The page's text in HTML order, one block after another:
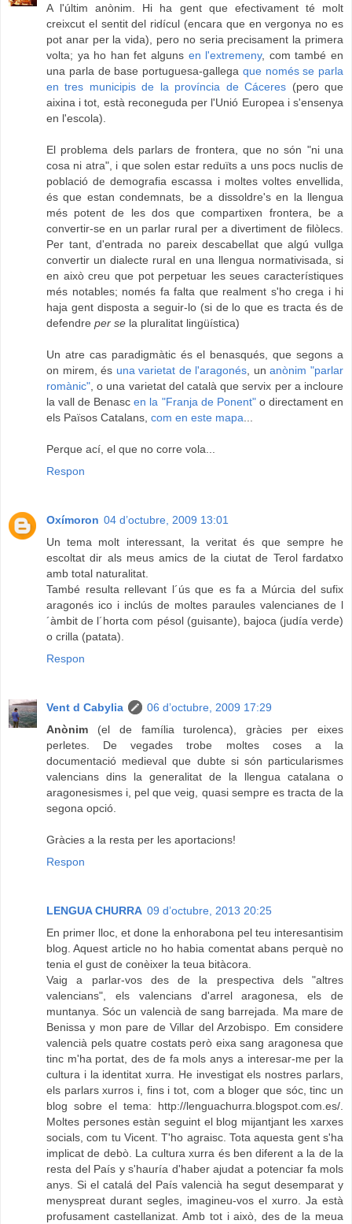
A l'últim anònim. Hi ha gent que efectivament té molt
creixcut el sentit del ridícul (encara que en vergonya no es
pot anar per la vida), pero no seria precisament la primera
volta; ya ho han fet alguns en l'extremeny, com també en
una parla de base portuguesa-gallega que només se parla
en tres municipis de la província de Cáceres (pero que
aixina i tot, està reconeguda per l'Unió Europea i s'ensenya
en l'escola).
El problema dels parlars de frontera, que no són "ni una
cosa ni atra", i que solen estar reduïts a uns pocs nuclis de
població de demografia escassa i moltes voltes envellida,
és que estan condemnats, be a dissoldre's en la llengua
més potent de les dos que compartixen frontera, be a
convertir-se en un parlar rural per a divertiment de filòlecs.
Per tant, d'entrada no pareix descabellat que algú vullga
convertir un dialecte rural en una llengua normativisada, si
en això creu que pot perpetuar les seues característiques
més notables; només fa falta que realment s'ho crega i hi
haja gent disposta a seguir-lo (si de lo que es tracta és de
defendre per se la pluralitat lingüística)
Un atre cas paradigmàtic és el benasqués, que segons a
on mirem, és una varietat de l'aragonés , unanònim "parlar
romànic" , o una varietat del català que servix per a incloure
la vall de Benascen la "Franja de Ponent"o directament en
els Països Catalans, com en este mapa
Perque ací, el que no corre vola...
Respon
Oxímoron 04 d’octubre, 2009 13:01
Un tema molt interessant, la veritat és que sempre he
escoltat dir als meus amics de la ciutat de Terol fardatxo
amb total naturalitat.
També resulta rellevant l´ús que es fa a Múrcia del sufix
aragonés ico i inclús de moltes paraules valencianes de l
´àmbit de l´horta com pésol (guisante), bajoca (judía verde)
o crilla (patata).
Respon
Vent d Cabylia
06 d’octubre, 2009 17:29
Anònim (el de família turolenca), gràcies per eixes
perletes. De vegades trobe moltes coses a la
documentació medieval que dubte si són particularismes
valencians dins la generalitat de la llengua catalana o
aragonesismes i, pel que veig, quasi sempre es tracta de la
segona opció.
Gràcies a la resta per les aportacions!
Respon
LENGUA CHURRA 09 d’octubre, 2013 20:25
En primer lloc, et done la enhorabona pel teu interesantisim
blog. Aquest article no ho habia comentat abans perquè no
tenia el gust de conèixer la teua bitàcora.
Vaig a parlar-vos des de la prespectiva dels "altres
valencians", els valencians d'arrel aragonesa, els de
muntanya. Sóc un valencià de sang barrejada. Ma mare de
Benissa y mon pare de Villar del Arzobispo. Em considere
valencià pels quatre costats però eixa sang aragonesa que
tinc m'ha portat, des de fa mols anys a interesar-me per la
cultura i la identitat xurra. He investigat els nostres parlars,
els parlars xurros i, fins i tot, com a bloger que sóc, tinc un
blog sobre el tema: http://lenguachurra.blogspot.com.es/.
Moltes persones estàn seguint el blog mijantjant les xarxes
socials, com tu Vicent. T'ho agraisc. Tota aquesta gent s'ha
implicat de debò. La cultura xurra és ben diferent a la de la
resta del País y s'hauría d'haber ajudat a potenciar fa mols
anys. Si el catalá del País valencià ha segut desemparat y
menyspreat durant segles, imagineu-vos el xurro. Ja està
profusament castellanizat. Amb tot i això, des de la meua